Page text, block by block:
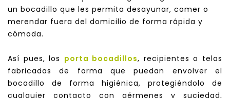
un bocadillo que les permita desayunar, comer o
merendar fuera del domicilio de forma rápida y
cómoda.
Así pues, los porta bocadillos, recipientes o telas
fabricadas de forma que puedan envolver el
bocadillo de forma higiénica, protegiéndolo de
cualquier contacto con gérmenes y suciedad,